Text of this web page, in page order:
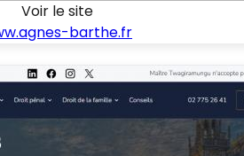
Voir le site
barthe.fr